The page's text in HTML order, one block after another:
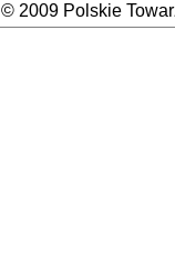
© 2009 Polskie